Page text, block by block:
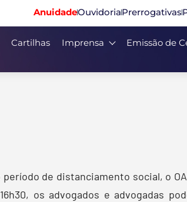
AnuidadeOuvidoriaPrerrogativas
Cartilhas Imprensa Emissão de
de distanciamento social, o
os advogados e advogadas